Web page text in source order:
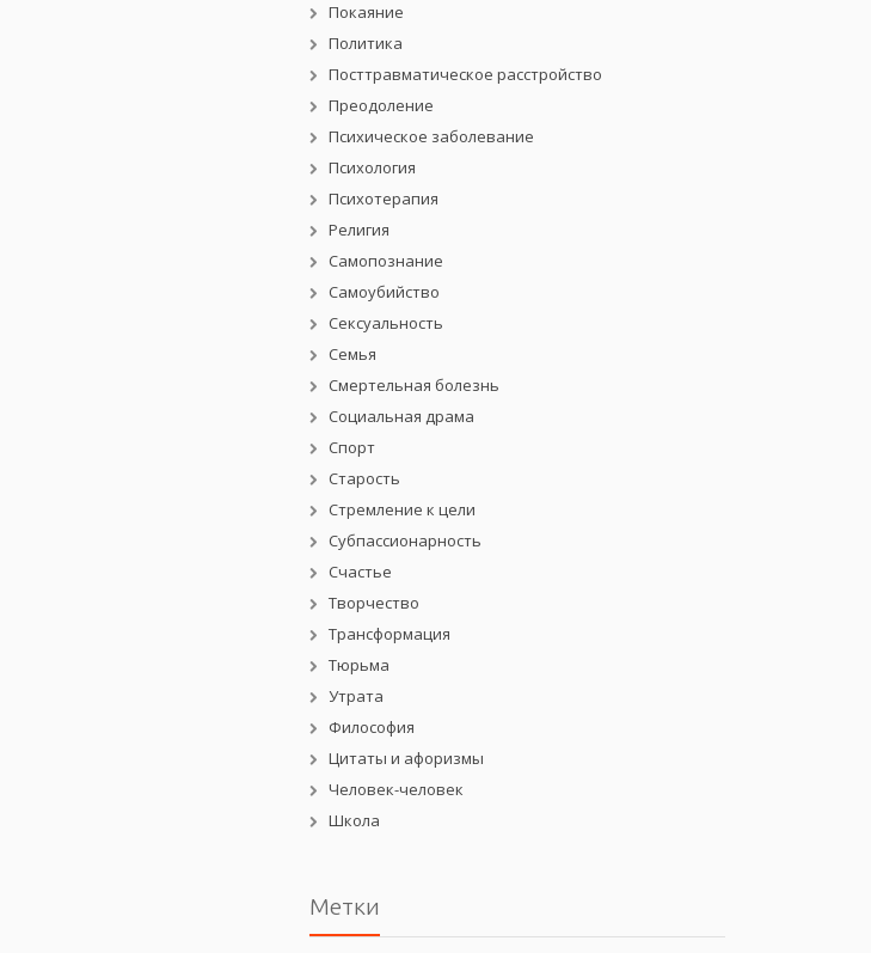
Покаяние
Политика
Посттравматическое расстройство
Преодоление
Психическое заболевание
Психология
Психотерапия
Религия
Самопознание
Самоубийство
Сексуальность
Семья
Смертельная болезнь
Социальная драма
Спорт
Старость
Стремление к цели
Субпассионарность
Счастье
Творчество
Трансформация
Тюрьма
Утрата
Философия
Цитаты и афоризмы
Человек-человек
Школа
Метки